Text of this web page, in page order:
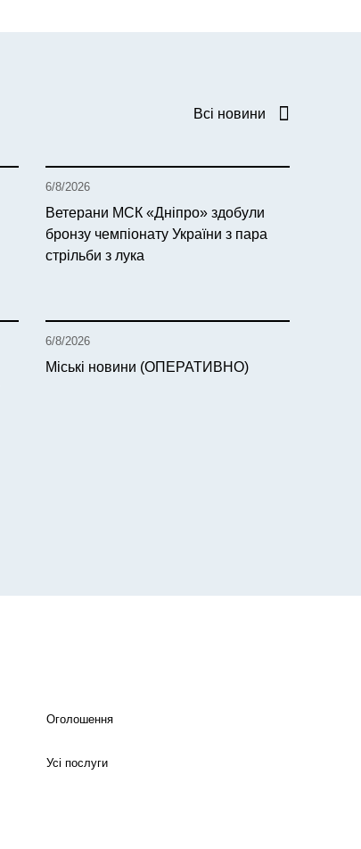
Всі новини
6/8/2026
Ветерани МСК «Дніпро» здобули
бронзу чемпіонату України з пара
стрільби з лука
6/8/2026
Міські новини (ОПЕРАТИВНО)
Оголошення
Усі послуги